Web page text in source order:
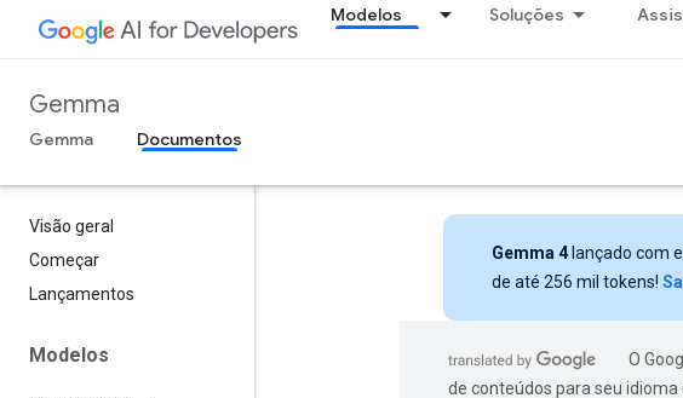
Modelos Soluções
Gemma
Gemma Documentos
Visão geral
Começar
Lançamentos
Modelos
Gemma 4 lançado com
de até 256 mil tokens!
O
de conteúdos para seu